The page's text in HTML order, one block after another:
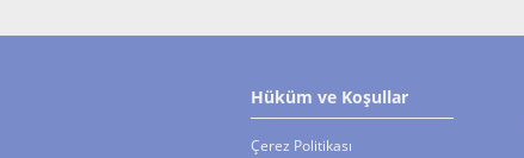
Hüküm ve Koşullar
Çerez Politikası